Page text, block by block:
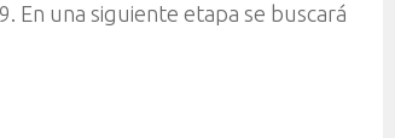
En una siguiente etapa se buscará